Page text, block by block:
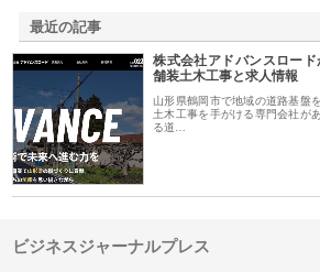
最近の記事
株式会社アドバンスロー
舗装土木工事と求人情報
山形県鶴岡市で地域の道路基盤
土木工事を手がける専門会社が
る道…
ビジネスジャーナルプレス